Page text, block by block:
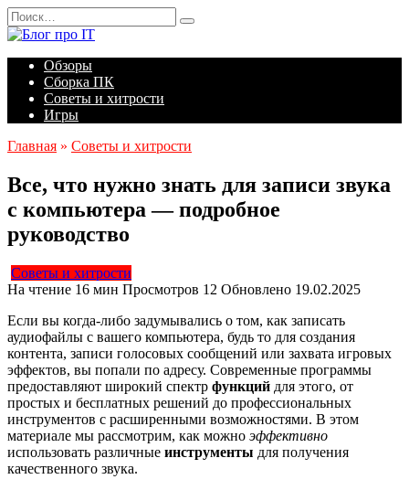
Перейти
к
содержанию
Search
for:
Обзоры
Сборка ПК
Советы и хитрости
Игры
Главная » Советы и хитрости
Все, что нужно знать для записи звука
с компьютера — подробное
руководство
Советы и хитрости
На чтение 16 мин Просмотров 12 Обновлено 19.02.2025
Если вы когда-либо задумывались о том, как записать
аудиофайлы с вашего компьютера, будь то для создания
контента, записи голосовых сообщений или захвата игровых
эффектов, вы попали по адресу. Современные программы
предоставляют широкий спектр функций для этого, от
простых и бесплатных решений до профессиональных
инструментов с расширенными возможностями. В этом
материале мы рассмотрим, как можно эффективно
использовать различные инструменты для получения
качественного звука.